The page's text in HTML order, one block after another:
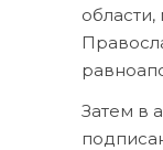
Затем в